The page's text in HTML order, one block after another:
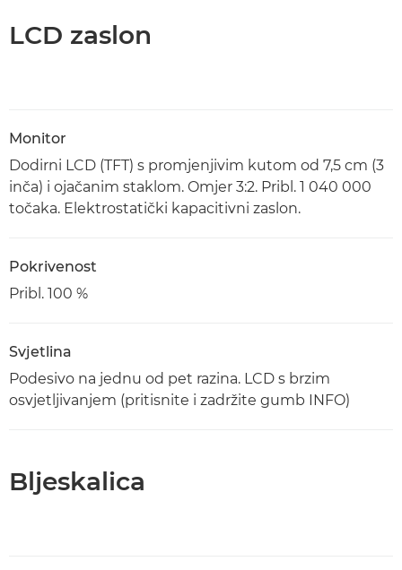
LCD zaslon
Monitor
Dodirni LCD (TFT) s promjenjivim kutom od 7,5 cm (3
inča) i ojačanim staklom. Omjer 3:2. Pribl. 1 040 000
točaka. Elektrostatički kapacitivni zaslon.
Pokrivenost
Pribl. 100 %
Svjetlina
Podesivo na jednu od pet razina. LCD s brzim
osvjetljivanjem (pritisnite i zadržite gumb INFO)
Bljeskalica